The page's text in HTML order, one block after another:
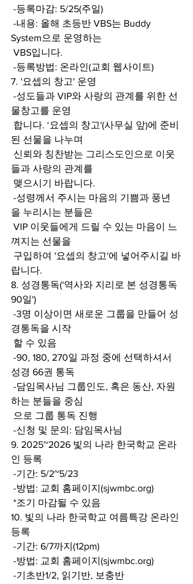
-등록마감: 5/25(주일)
System으로 운영하는
VBS입니다.
-등록방법: 온라인(교회 웹사이트)
7. '요셉의 창고' 운영
물창고를 운영
된 선물을 나누며
들과 사랑의 관계를
맺으시기 바랍니다.
을 누리시는 분들은
껴지는 선물을
랍니다.
8. 성경통독('역사와 지리로 본 성경통독
90일')
경통독을 시작
할 수 있음
성경 66권 통독
하는 분들을 중심
으로 그룹 통독 진행
-신청 및 문의: 담임목사님
9. 2025~2026 빛의 나라 한국학교 온라
인 등록
-기간: 5/2~5/23
-방법: 교회 홈페이지(sjwmbc.org)
*조기 마감될 수 있음
10. 빛의 나라 한국학교 여름특강 온라인
등록
-기간: 6/7까지(12pm)
-방법: 교회 홈페이지(sjwmbc.org)
-기초반1/2, 읽기반, 보충반